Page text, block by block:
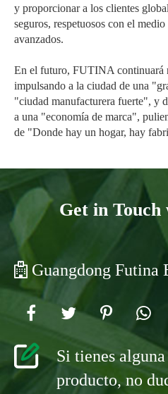
y proporcionar a los clientes
seguros, respetuosos con el
avanzados.
En el futuro, FUTINA continuará
impulsando a la ciudad de una
"ciudad manufacturera fuerte", y
a una "economía de marca",
de "Donde hay un hogar, hay
Get in
Guangdong
Si tienes
producto, no